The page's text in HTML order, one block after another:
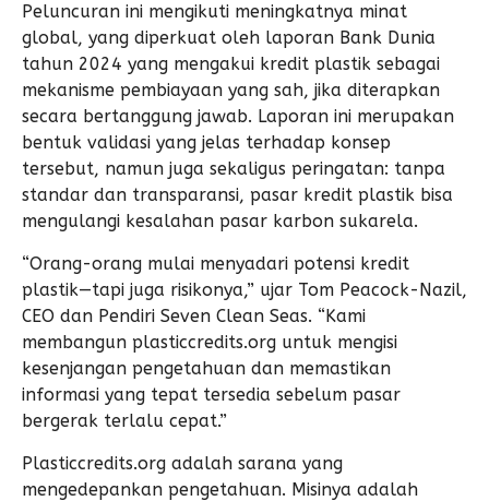
Peluncuran ini mengikuti meningkatnya minat
global, yang diperkuat oleh laporan Bank Dunia
tahun 2024 yang mengakui kredit plastik sebagai
mekanisme pembiayaan yang sah, jika diterapkan
secara bertanggung jawab. Laporan ini merupakan
bentuk validasi yang jelas terhadap konsep
tersebut, namun juga sekaligus peringatan: tanpa
standar dan transparansi, pasar kredit plastik bisa
mengulangi kesalahan pasar karbon sukarela.
“Orang-orang mulai menyadari potensi kredit
plastik—tapi juga risikonya,” ujar Tom Peacock-Nazil,
CEO dan Pendiri Seven Clean Seas. “Kami
membangun plasticcredits.org untuk mengisi
kesenjangan pengetahuan dan memastikan
informasi yang tepat tersedia sebelum pasar
bergerak terlalu cepat.”
Plasticcredits.org adalah sarana yang
mengedepankan pengetahuan. Misinya adalah